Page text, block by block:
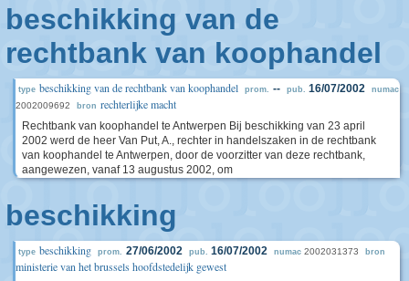
beschikking van de
rechtbank van koophandel
type beschikking van de rechtbank van koophandel prom. -- pub. 16/07/2002 numac
2002009692 bron rechterlijke macht
Rechtbank van koophandel te Antwerpen Bij beschikking van 23 april
2002 werd de heer Van Put, A., rechter in handelszaken in de rechtbank
van koophandel te Antwerpen, door de voorzitter van deze rechtbank,
aangewezen, vanaf 13 augustus 2002, om
beschikking
type beschikking prom. 27/06/2002 pub. 16/07/2002 numac 2002031373 bron
ministerie van het brussels hoofdstedelijk gewest